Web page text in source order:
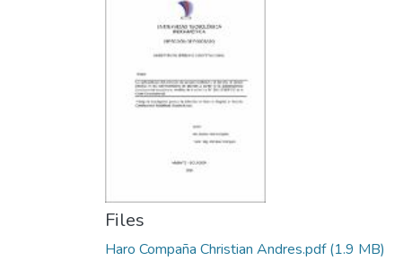
Files
Haro Compaña Christian Andres.pdf(1.9 MB)